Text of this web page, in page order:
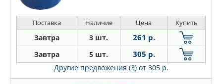
Поставка Наличие Цена Купить
Завтра 3 шт. 261 р.
Завтра 5 шт. 305 р.
Другие предложения (3) от 305 р.